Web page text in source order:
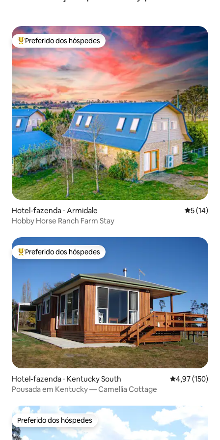
Entre os melhores preferidos dos hóspedes
Preferido dos hóspedes
Hotel-fazenda ⋅ Armidale 5 de uma
5 (14)
Hobby Horse Ranch Farm Stay
Entre os melhores preferidos dos hóspedes
Preferido dos hóspedes
Hotel-fazenda ⋅ Kentucky South 4,97 de uma
4,97 (150)
Pousada em Kentucky — Camellia Cottage
Preferido dos hóspedes
Preferido dos hóspedes